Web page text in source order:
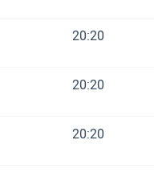
20:20
20:20
20:20